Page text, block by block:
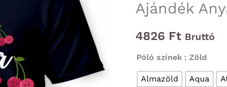
Ajándék
4826 Ft Bruttó
Póló színek : Zöld
Almazöld Aqua